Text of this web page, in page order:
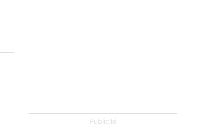
Publicité